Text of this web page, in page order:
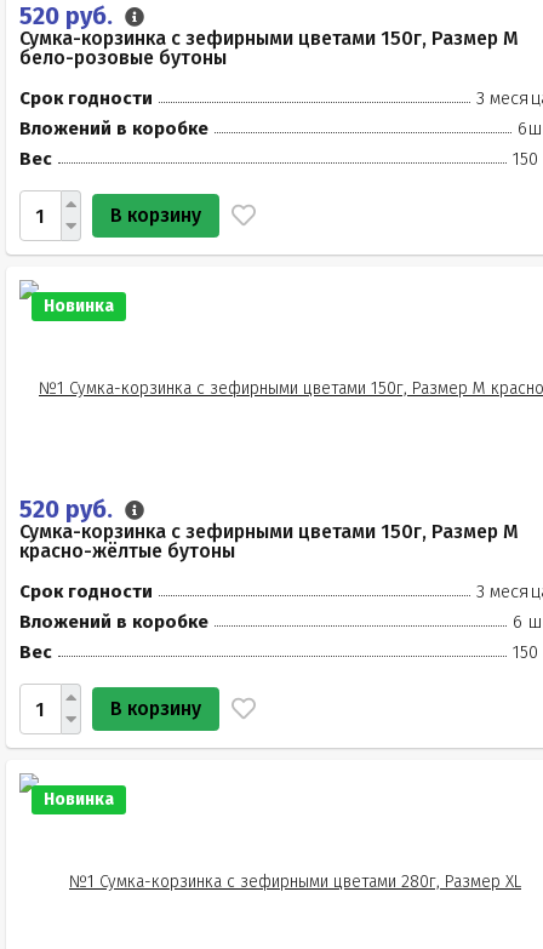
520 руб.
Сумка-корзинка с зефирными цветами 150г, Размер М
бело-розовые бутоны
Срок годности
3
Вложений в коробке
Вес
150
В корзину
Новинка
520 руб.
Сумка-корзинка с зефирными цветами 150г, Размер М
красно-жёлтые бутоны
Срок годности
3
Вложений в коробке
6
Вес
150
В корзину
Новинка